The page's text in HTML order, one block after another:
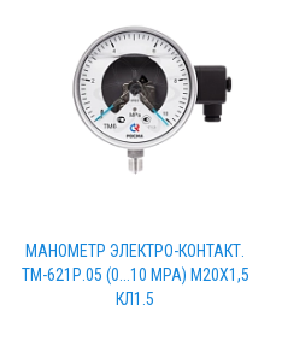
МАНОМЕТР ЭЛЕКТРО-КОНТАКТ.
ТМ-621Р.05 (0...10 МРА) М20Х1,5
КЛ1.5